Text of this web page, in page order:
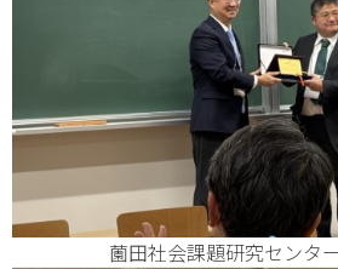
薗田社会課題研究センター長